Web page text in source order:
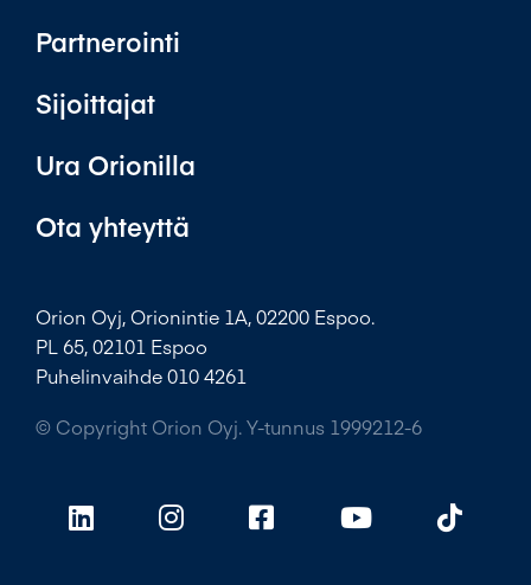
Partnerointi
Sijoittajat
Ura Orionilla
Ota yhteyttä
Orion Oyj, Orionintie 1A, 02200 Espoo.
PL 65, 02101 Espoo
Puhelinvaihde 010 4261
© Copyright Orion Oyj. Y-tunnus 1999212-6